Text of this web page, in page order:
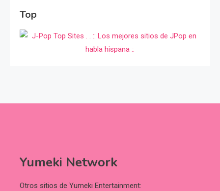
Top
Yumeki Network
Otros sitios de Yumeki Entertainment: